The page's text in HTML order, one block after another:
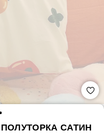
ПОЛУТОРКА САТИН